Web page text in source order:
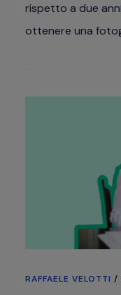
rispetto a due
ottenere una
RAFFAELE VELOTTI /